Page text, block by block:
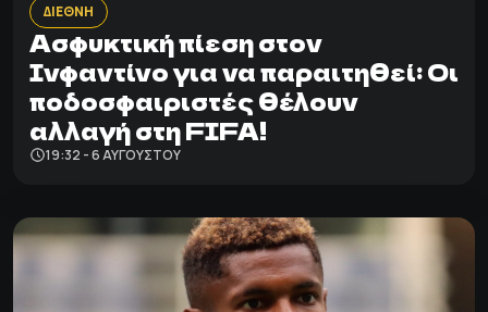
ΔΙΕΘΝΗ
Ασφυκτική πίεση στον
Ινφαντίνο για να παραιτηθεί: Οι
ποδοσφαιριστές θέλουν
αλλαγή στη FIFA!
19:32 - 6 ΑΥΓΟΎΣΤΟΥ